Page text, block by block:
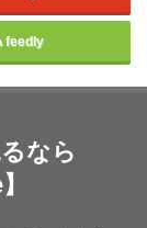
feedly
なら